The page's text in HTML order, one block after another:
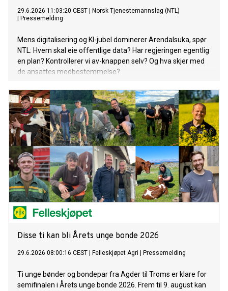
29.6.2026 11:03:20 CEST
Norsk Tjenestemannslag (NTL)
Pressemelding
Mens digitalisering og KI-jubel dominerer Arendalsuka, spør
NTL: Hvem skal eie offentlige data? Har regjeringen egentlig
en plan? Kontrollerer vi av-knappen selv? Og hva skjer med
de ansattes medbestemmelse?
Disse ti kan bli Årets unge bonde 2026
29.6.2026 08:00:16 CEST Felleskjøpet Agri Pressemelding
Ti unge bønder og bondepar fra Agder til Troms er klare for
semifinalen i Årets unge bonde 2026. Frem til 9. august kan